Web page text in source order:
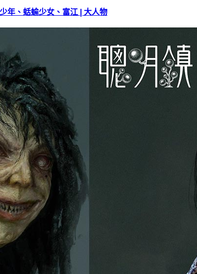
年、蛞蝓少女、富江 | 大人物